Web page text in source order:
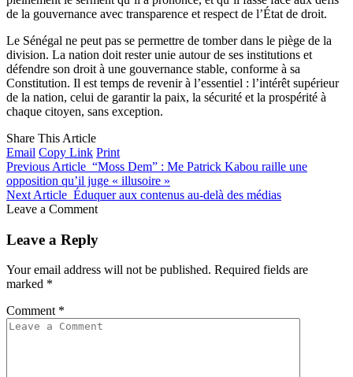
de la gouvernance avec transparence et respect de l’État de droit.
Le Sénégal ne peut pas se permettre de tomber dans le piège de la
division. La nation doit rester unie autour de ses institutions et
défendre son droit à une gouvernance stable, conforme à sa
Constitution. Il est temps de revenir à l’essentiel : l’intérêt supérieur
de la nation, celui de garantir la paix, la sécurité et la prospérité à
chaque citoyen, sans exception.
Share This Article
Email Copy Link Print
Previous Article “Moss Dem” : Me Patrick Kabou raille une
opposition qu’il juge « illusoire »
Next Article Éduquer aux contenus au-delà des médias
Leave a Comment
Leave a Reply
Your email address will not be published. Required fields are
marked *
Comment *